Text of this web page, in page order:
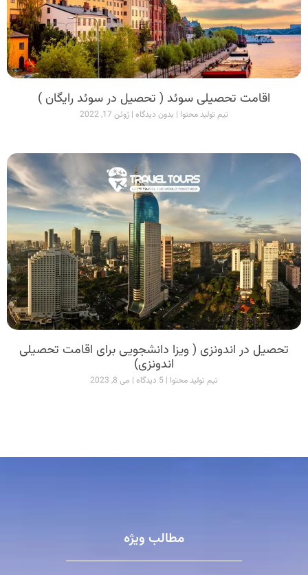
اقامت تحصیلی سوئد ( تحصیل در سوئد رایگان )
تیم تولید محتوا بدون دیدگاه ژوئن 17, 2022
تحصیل در اندونزی ( ویزا دانشجویی برای اقامت تحصیلی
اندونزی)
تیم تولید محتوا می 8, 2023
مطالب ویژه